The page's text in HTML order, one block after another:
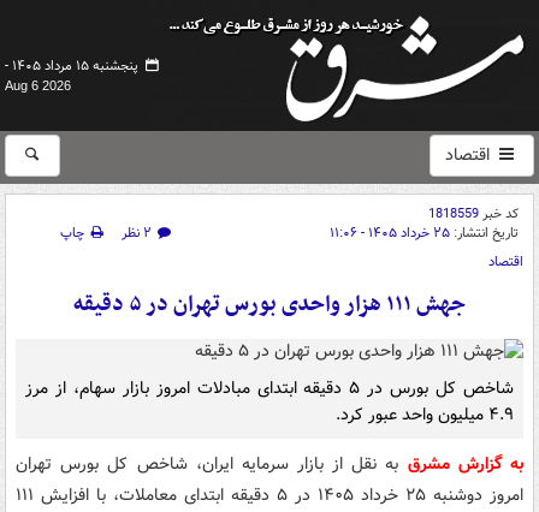
پنجشنبه ۱۵ مرداد ۱۴۰۵ -
Aug 6 2026
اقتصاد
کد خبر1818559
تاریخ انتشار: ۲۵ خرداد ۱۴۰۵ - ۱۱:۰۶ ۲ نظر
چاپ
اقتصاد
جهش ۱۱۱ هزار واحدی بورس تهران در ۵ دقیقه
شاخص کل بورس در ۵ دقیقه ابتدای مبادلات امروز بازار سهام، از مرز
۴.۹ میلیون واحد عبور کرد.
به گزارش مشرق به نقل از بازار سرمایه ایران، شاخص کل بورس تهران
امروز دوشنبه ۲۵ خرداد ۱۴۰۵ در ۵ دقیقه ابتدای معاملات، با افزایش ۱۱۱